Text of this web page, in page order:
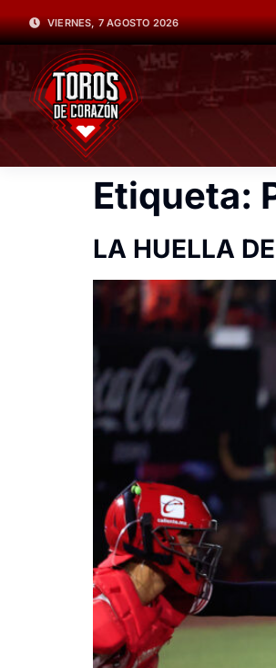
VIERNES, 7 AGOSTO 2026
Etiqueta:
LA HUELLA